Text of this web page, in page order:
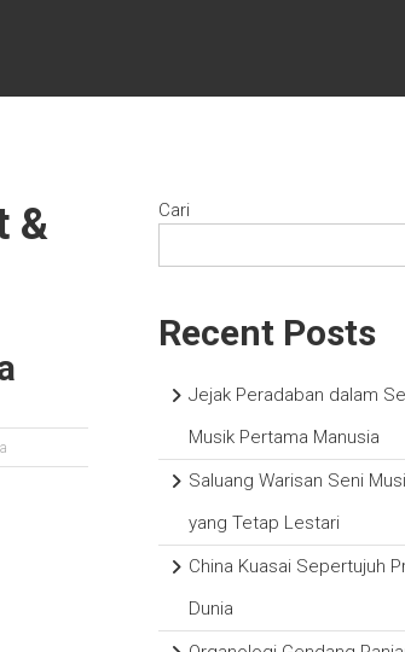
&
Cari
Recent Posts
Jejak Peradaban dalam
Musik Pertama Manusia
Saluang Warisan Seni
yang Tetap Lestari
China Kuasai Sepertujuh
Dunia